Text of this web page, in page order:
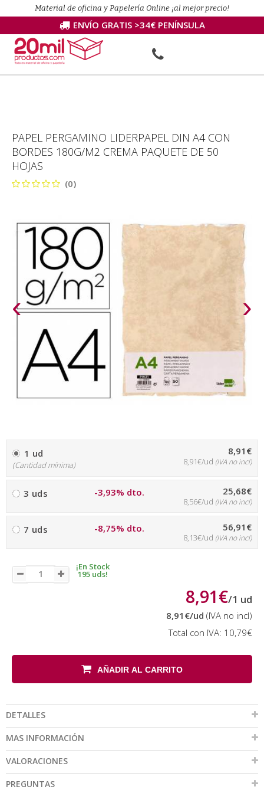
Material de oficina y Papelería Online ¡al mejor precio!
ENVÍO GRATIS >34€ PENÍNSULA
PAPEL PERGAMINO LIDERPAPEL DIN A4 CON
BORDES 180G/M2 CREMA PAQUETE DE 50
HOJAS
(0)
‹ ›
1 ud
(Cantidad mínima)
8,91€
8,91€/ud (IVA no incl)
3 uds -3,93% dto. 25,68€
8,56€/ud (IVA no incl)
7 uds -8,75% dto. 56,91€
8,13€/ud (IVA no incl)
¡En Stock
195 uds!
8,91€/1 ud
8,91€/ud (IVA no incl)
Total con IVA: 10,79€
AÑADIR AL CARRITO
DETALLES
MAS INFORMACIÓN
VALORACIONES
PREGUNTAS